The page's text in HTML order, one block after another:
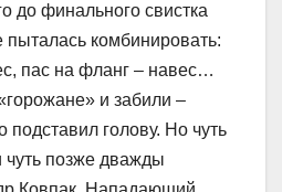
до финального свистка
комбинировать:
пас на фланг – навес…
и забили –
подставил голову. Но чуть
чуть позже дважды